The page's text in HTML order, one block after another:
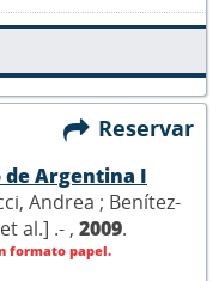
Reservar
de Argentina I
Andrea ; Benítez-
al.] .- , 2009.
formato papel.